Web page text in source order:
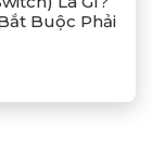
Buộc Phải